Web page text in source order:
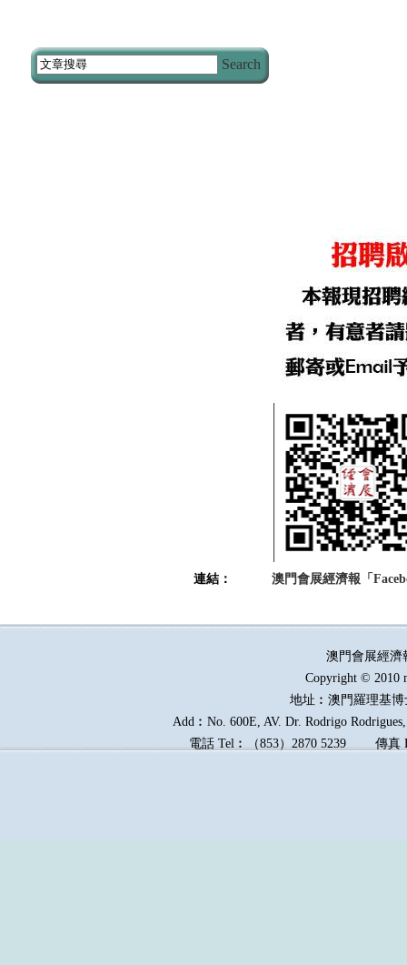
Search
連結： 澳門會展經濟報「
澳門會展經
Copyright © 2010
地址︰澳門羅理基
Add︰No. 600E, AV. Dr. Rodrigo
電話 Tel︰（853）2870 5239傳真